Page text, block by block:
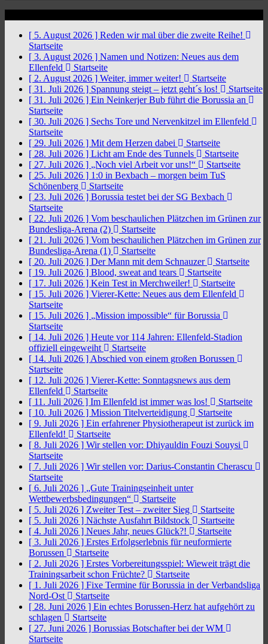
[ 5. August 2026 ] Reden wir mal über die zweite Reihe!
Startseite
[ 3. August 2026 ] Namen und Notizen: Neues aus dem
Ellenfeld
Startseite
[ 2. August 2026 ] Weiter, immer weiter!
Startseite
[ 31. Juli 2026 ] Spannung steigt – jetzt geht´s los!
Startseite
[ 31. Juli 2026 ] Ein Neinkerjer Bub führt die Borussia an
Startseite
[ 30. Juli 2026 ] Sechs Tore und Nervenkitzel im Ellenfeld
Startseite
[ 29. Juli 2026 ] Mit dem Herzen dabei
Startseite
[ 28. Juli 2026 ] Licht am Ende des Tunnels
Startseite
[ 27. Juli 2026 ] „Noch viel Arbeit vor uns!“
Startseite
[ 25. Juli 2026 ] 1:0 in Bexbach – morgen beim TuS
Schönenberg
Startseite
[ 23. Juli 2026 ] Borussia testet bei der SG Bexbach
Startseite
[ 22. Juli 2026 ] Vom beschaulichen Plätzchen im Grünen zur
Bundesliga-Arena (2)
Startseite
[ 21. Juli 2026 ] Vom beschaulichen Plätzchen im Grünen zur
Bundesliga-Arena (1)
Startseite
[ 20. Juli 2026 ] Der Mann mit dem Schnauzer
Startseite
[ 19. Juli 2026 ] Blood, sweat and tears
Startseite
[ 17. Juli 2026 ] Kein Test in Merchweiler!
Startseite
[ 15. Juli 2026 ] Vierer-Kette: Neues aus dem Ellenfeld
Startseite
[ 15. Juli 2026 ] „Mission impossible“ für Borussia
Startseite
[ 14. Juli 2026 ] Heute vor 114 Jahren: Ellenfeld-Stadion
offiziell eingeweiht
Startseite
[ 14. Juli 2026 ] Abschied von einem großen Borussen
Startseite
[ 12. Juli 2026 ] Vierer-Kette: Sonntagsnews aus dem
Ellenfeld
Startseite
[ 11. Juli 2026 ] Im Ellenfeld ist immer was los!
Startseite
[ 10. Juli 2026 ] Mission Titelverteidigung
Startseite
[ 9. Juli 2026 ] Ein erfahrener Physiotherapeut ist zurück im
Ellenfeld!
Startseite
[ 8. Juli 2026 ] Wir stellen vor: Dhiyauldin Fouzi Souysi
Startseite
[ 7. Juli 2026 ] Wir stellen vor: Darius-Constantin Cherascu
Startseite
[ 6. Juli 2026 ] „Gute Trainingseinheit unter
Wettbewerbsbedingungen“
Startseite
[ 5. Juli 2026 ] Zweiter Test – zweiter Sieg
Startseite
[ 5. Juli 2026 ] Nächste Ausfahrt Bildstock
Startseite
[ 4. Juli 2026 ] Neues Jahr, neues Glück?!
Startseite
[ 3. Juli 2026 ] Erstes Erfolgserlebnis für neuformierte
Borussen
Startseite
[ 2. Juli 2026 ] Erstes Vorbereitungsspiel: Wieweit trägt die
Trainingsarbeit schon Früchte?
Startseite
[ 1. Juli 2026 ] Fixe Termine für Borussia in der Verbandsliga
Nord-Ost
Startseite
[ 28. Juni 2026 ] Ein echtes Borussen-Herz hat aufgehört zu
schlagen
Startseite
[ 27. Juni 2026 ] Borussias Botschafter bei der WM
Startseite